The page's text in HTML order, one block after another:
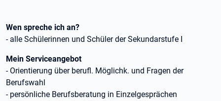
Wen spreche ich an?
- alle Schülerinnen und Schüler der Sekundarstufe I
Mein Serviceangebot
- Orientierung über berufl. Möglichk. und Fragen der
Berufswahl
- persönliche Berufsberatung in Einzelgesprächen